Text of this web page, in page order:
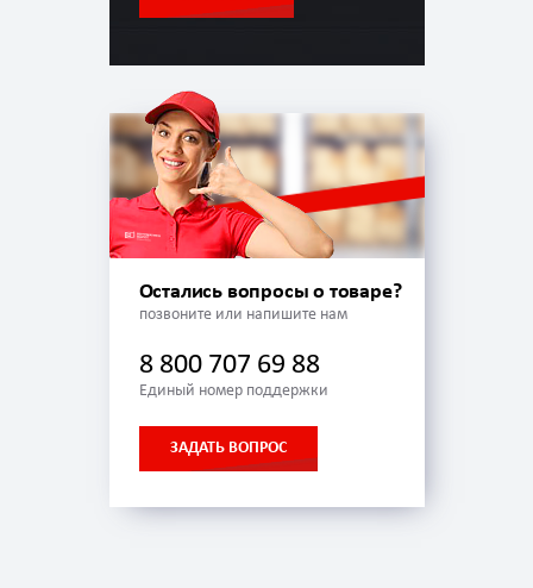
Остались вопросы о товаре?
позвоните или напишите нам
8 800 707 69 88
Единый номер поддержки
ЗАДАТЬ ВОПРОС